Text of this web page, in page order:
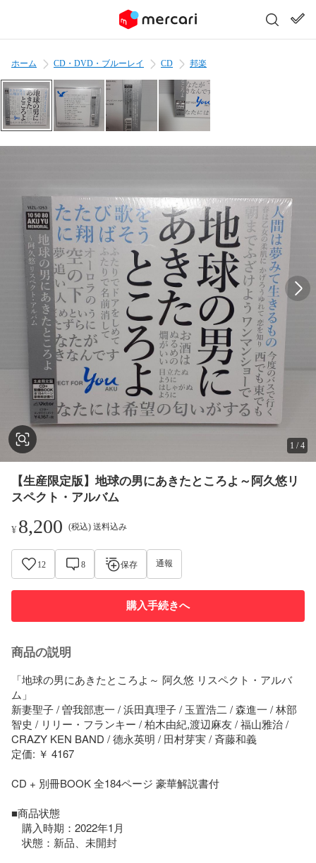
ホーム CD・DVD・ブルーレイ CD 邦楽
1 /4
【生産限定版】地球の男にあきたところよ～阿久悠リ
スペクト・アルバム
¥8,200 (税込) 送料込み
12 8 保存 通報
購入手続きへ
商品の説明
「地球の男にあきたところよ～ 阿久悠 リスペクト・アルバ
ム」
新妻聖子 / 曽我部恵一 / 浜田真理子 / 玉置浩二 / 森進一 / 林部
智史 / リリー・フランキー / 柏木由紀,渡辺麻友 / 福山雅治 /
CRAZY KEN BAND / 德永英明 / 田村芽実 / 斉藤和義
定価: ￥ 4167
CD + 別冊BOOK 全184ページ 豪華解説書付
■商品状態
購入時期：2022年1月
状態：新品、未開封